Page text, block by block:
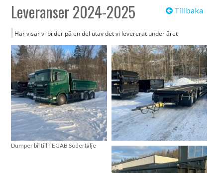
Tillbaka
Leveranser 2024-2025
Här visar vi bilder på en del utav det vi levererat under året
Dumper bil till TEGAB Södertälje